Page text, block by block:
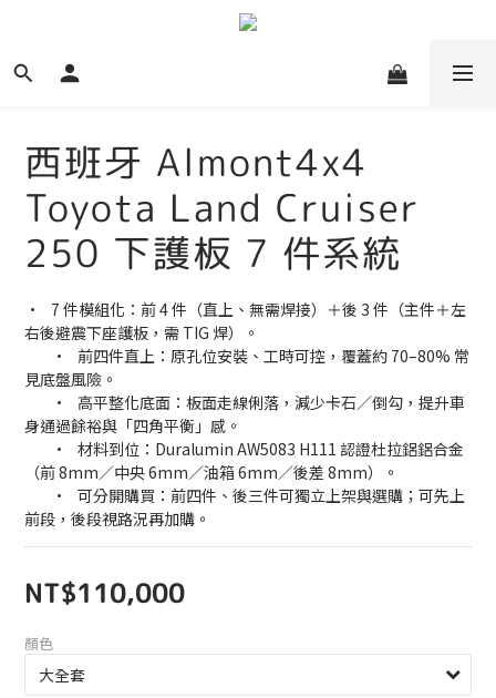
西班牙 Almont4x4
Toyota Land Cruiser
250 下護板 7 件系統
•	7 件模組化：前 4 件（直上、無需焊接）＋後 3 件（主件＋左
右後避震下座護板，需 TIG 焊）。
見底盤風險。
身通過餘裕與「四角平衡」感。
（前 8mm／中央 6mm／油箱 6mm／後差 8mm）。
前段，後段視路況再加購。
NT$110,000
顏色